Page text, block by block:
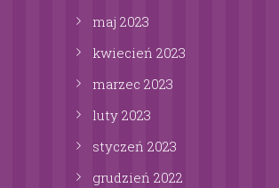
maj 2023
kwiecień 2023
marzec 2023
luty 2023
styczeń 2023
grudzień 2022